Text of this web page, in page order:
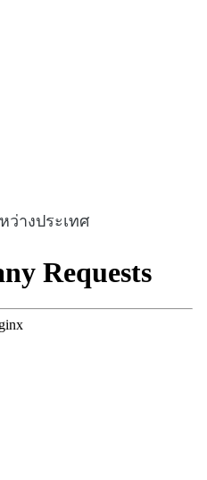
ว่างประเทศ